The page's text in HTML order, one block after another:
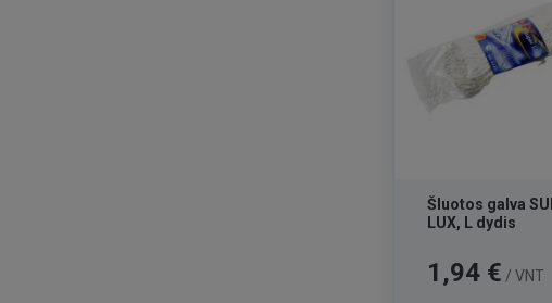
Šluotos galva
LUX, L dydis
Kaina
1,94 € / VNT